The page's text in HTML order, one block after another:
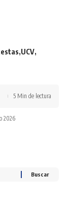
UCV
2026
5 Min de lectura